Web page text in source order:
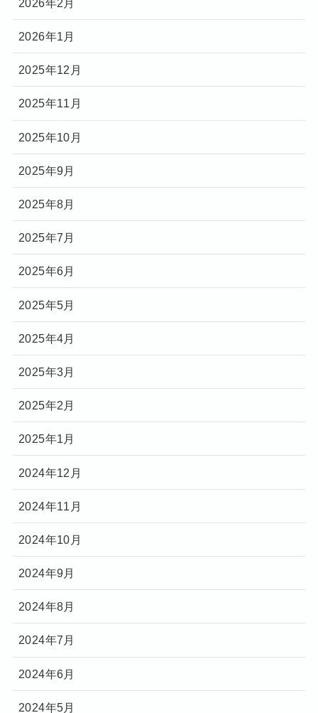
2026年2月
2026年1月
2025年12月
2025年11月
2025年10月
2025年9月
2025年8月
2025年7月
2025年6月
2025年5月
2025年4月
2025年3月
2025年2月
2025年1月
2024年12月
2024年11月
2024年10月
2024年9月
2024年8月
2024年7月
2024年6月
2024年5月